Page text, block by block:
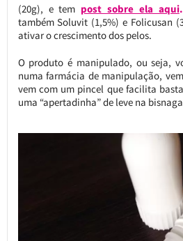
(20g), e tem post sobre ela aqui.
também Soluvit (1,5%) e Folicusan
ativar o crescimento dos pelos.
O produto é manipulado, ou seja,
numa farmácia de manipulação,
vem com um pincel que facilita
uma “apertadinha” de leve na